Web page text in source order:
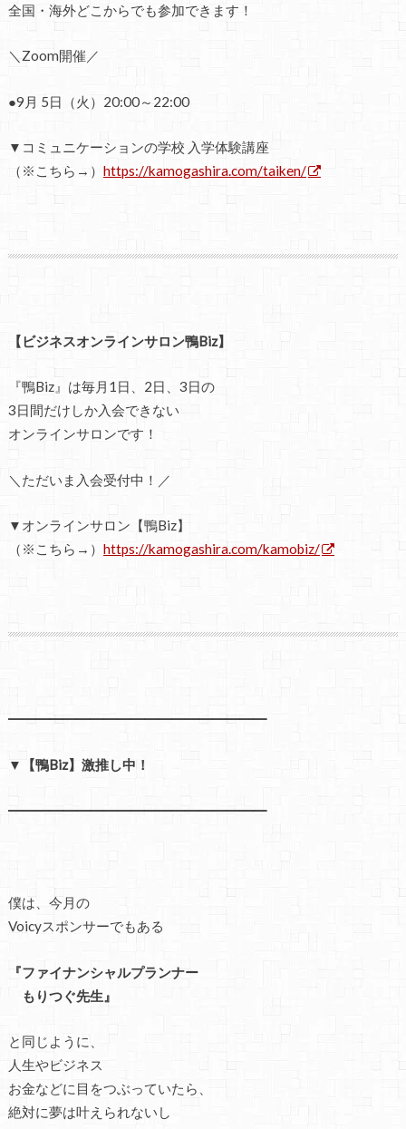
全国・海外どこからでも参加できます！
＼Zoom開催／
●9月 5日（火）20:00～22:00
▼コミュニケーションの学校 入学体験講座
（※こちら→） https://kamogashira.com/taiken/
【ビジネスオンラインサロン鴨Biz】
『鴨Biz』は毎月1日、2日、3日の
3日間だけしか入会できない
オンラインサロンです！
＼ただいま入会受付中！／
▼オンラインサロン【鴨Biz】
（※こちら→） https://kamogashira.com/kamobiz/
━━━━━━━━━━━━━━━━━━━
▼【鴨Biz】激推し中！
━━━━━━━━━━━━━━━━━━━
僕は、今月の
Voicyスポンサーでもある
『ファイナンシャルプランナー
もりつぐ先生』
と同じように、
人生やビジネス
お金などに目をつぶっていたら、
絶対に夢は叶えられないし